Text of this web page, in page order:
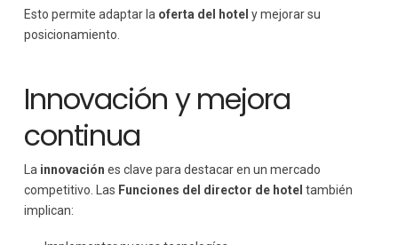
Esto permite adaptar la oferta del hotel y mejorar su
posicionamiento.
Innovación y mejora
continua
La innovación es clave para destacar en un mercado
competitivo. Las Funciones del director de hotel también
implican: